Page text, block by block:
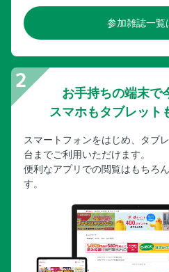
参加雑誌一覧
お手持ちの端末で
スマホもタブレット
スマートフォンをはじめ、タブ
台までご利用いただけます。
便利なアプリでの閲覧はもちろ
す。